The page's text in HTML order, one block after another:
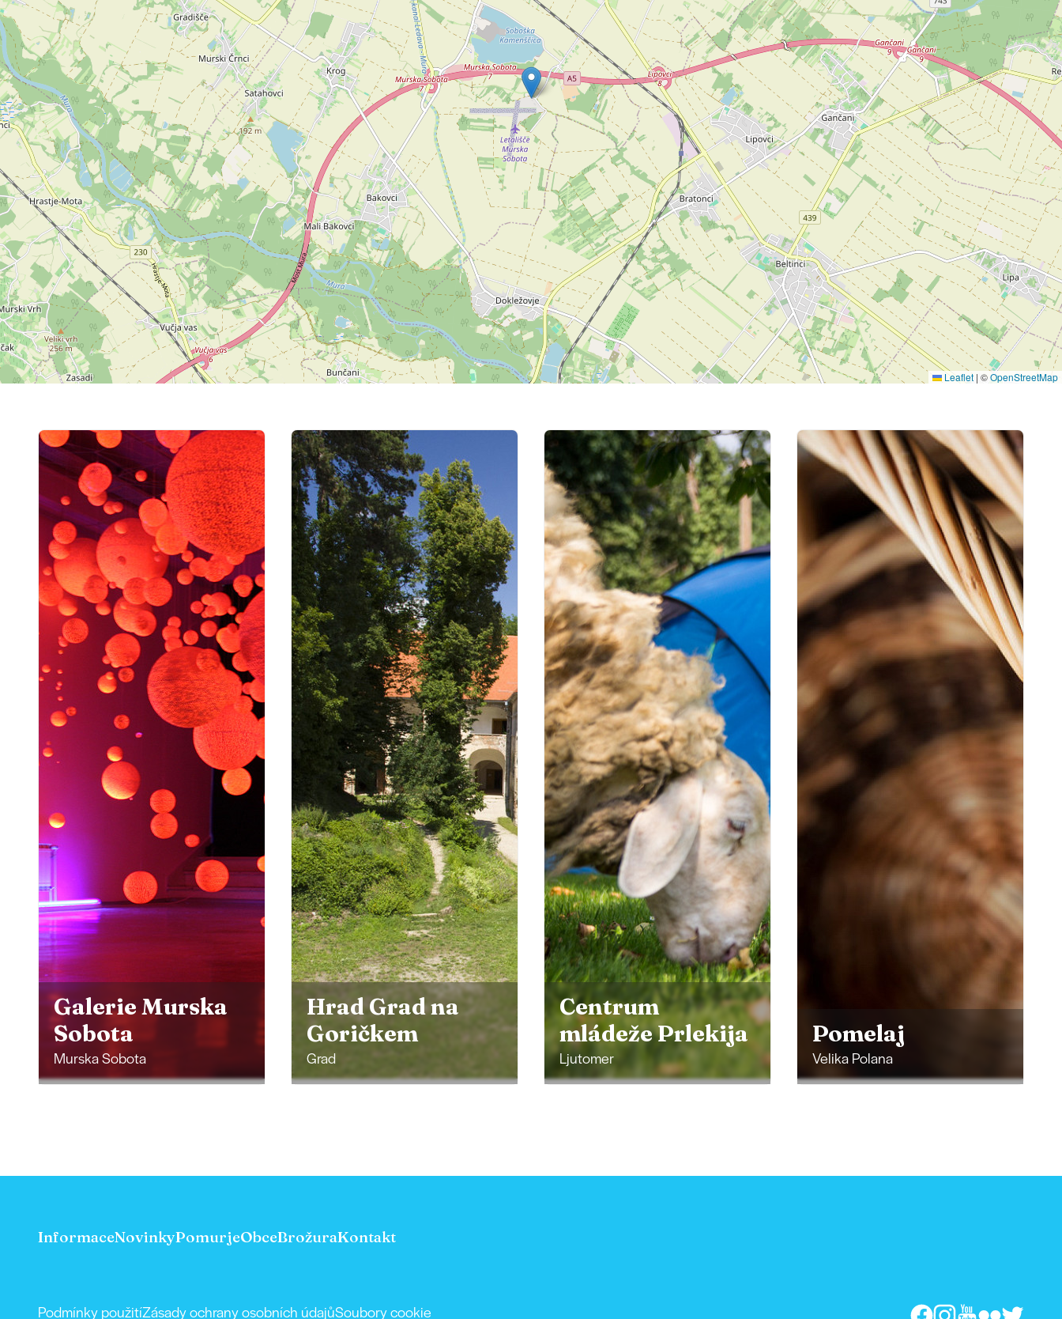
Leaflet | ©OpenStreetMap
Hrad Grad na
Goričkem
Grad
Centrum
mládeže Prlekija
Ljutomer
Pomelaj
Velika Polana
Bukovniško
jezero
Bukovnica
InformaceNovinkyPomurjeObceBrožuraKontakt
Podmínky použitíZásady ochrany osobních údajůSoubory cookie